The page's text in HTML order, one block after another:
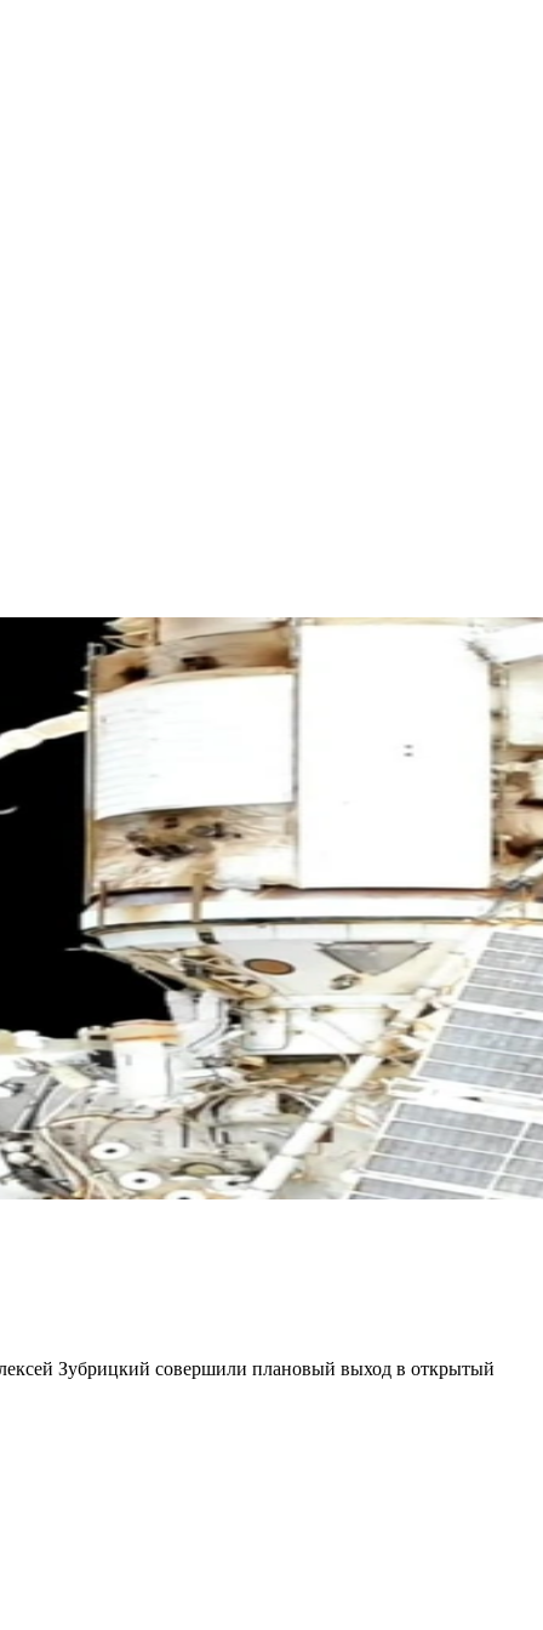
Зубрицкий совершили плановый выход в открытый